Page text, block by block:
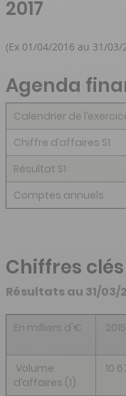
2017
(Ex 01/04/2016 au 31/03/
Agenda
Calendrier de
Chiffre d’affaires S1
Résultat S1
Comptes annuels
Chiffres clés
Résultats au 31/03/
En milliers d'€
Volume
d’affaires (1)
10